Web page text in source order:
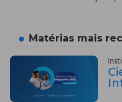
Matérias mais